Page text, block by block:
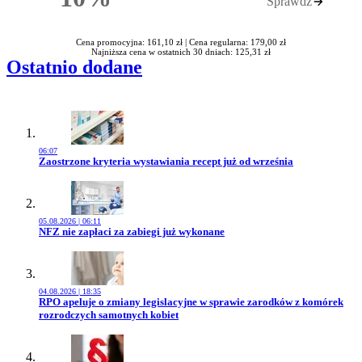
Rabatu
Cena promocyjna: 161,10 zł | Cena regularna: 179,00 zł
Najniższa cena w ostatnich 30 dniach: 125,31 zł
Ostatnio dodane
06:07
Przejdź do artykułu:
Zaostrzone kryteria wystawiania recept już od września
05.08.2026 | 06:11
Przejdź do artykułu:
NFZ nie zapłaci za zabiegi już wykonane
04.08.2026 | 18:35
Przejdź do artykułu:
RPO apeluje o zmiany legislacyjne w sprawie zarodków z komórek
rozrodczych samotnych kobiet